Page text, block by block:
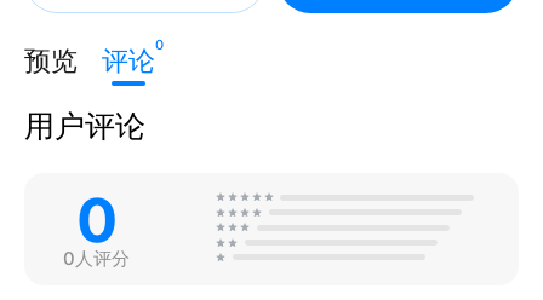
预览 评论0
用户评论
0
0人评分